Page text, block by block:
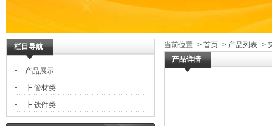
栏目导航
产品展示
┝ 管材类
┝ 铁件类
当前位置 -> 首页 -> 产品列表 ->
产品详情